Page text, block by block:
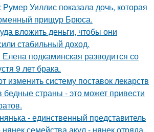
Уиллис показала дочь, которая
прищур Брюса.
вложить деньги, чтобы они
стабильный доход.
подкаминская разводится со
9 лет брака.
систему поставок лекарств
бедные страны - это может привести
- единственный представитель
семейства акул - нянек отряда